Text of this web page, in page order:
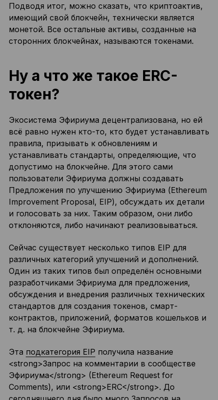
Подводя итог, можно сказать, что криптоактив,
имеющий свой блокчейн, технически является
монетой. Все остальные активы, созданные на
сторонних блокчейнах, называются токенами.
Ну а что же такое ERC-
токен?
Экосистема Эфириума децентрализована, но ей
всё равно нужен кто-то, кто будет устанавливать
правила, призывать к обновлениям и
устанавливать стандарты, определяющие, что
допустимо на блокчейне. Для этого сами
пользователи Эфириума должны создавать
Предложения по улучшению Эфириума (Ethereum
Improvement Proposal, EIP), обсуждать их детали
и голосовать за них. Таким образом, они либо
отклоняются, либо начинают реализовываться.
Сейчас существует несколько типов EIP для
различных категорий улучшений и дополнений.
Один из таких типов был определён основными
разработчиками Эфириума для предложения,
обсуждения и внедрения различных технических
стандартов для создания токенов, смарт-
контрактов, приложений, форматов кошельков и
т. д. на блокчейне Эфириума.
Эта подкатегория EIP получила название
<strong>Запрос на комментарии в сообществе
Эфириума</strong> (Ethereum Request for
Comments), или <strong>ERC</strong>. До